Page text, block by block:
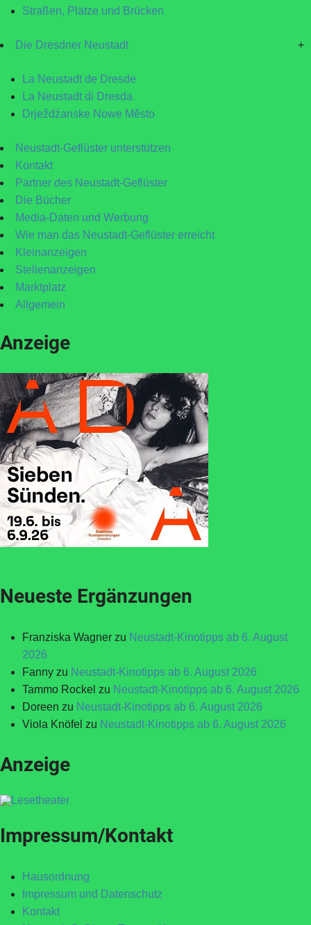
Straßen, Plätze und Brücken
Die Dresdner Neustadt +
La Neustadt de Dresde
La Neustadt di Dresda
Drježdźanske Nowe Město
Neustadt-Geflüster unterstützen
Kontakt
Partner des Neustadt-Geflüster
Die Bücher
Media-Daten und Werbung
Wie man das Neustadt-Geflüster erreicht
Kleinanzeigen
Stellenanzeigen
Marktplatz
Allgemein
Anzeige
Neueste Ergänzungen
Franziska Wagner zu Neustadt-Kinotipps ab 6. August
2026
Fanny zu Neustadt-Kinotipps ab 6. August 2026
Tammo Rockel zu Neustadt-Kinotipps ab 6. August 2026
Doreen zu Neustadt-Kinotipps ab 6. August 2026
Viola Knöfel zu Neustadt-Kinotipps ab 6. August 2026
Anzeige
Impressum/Kontakt
Hausordnung
Impressum und Datenschutz
Kontakt